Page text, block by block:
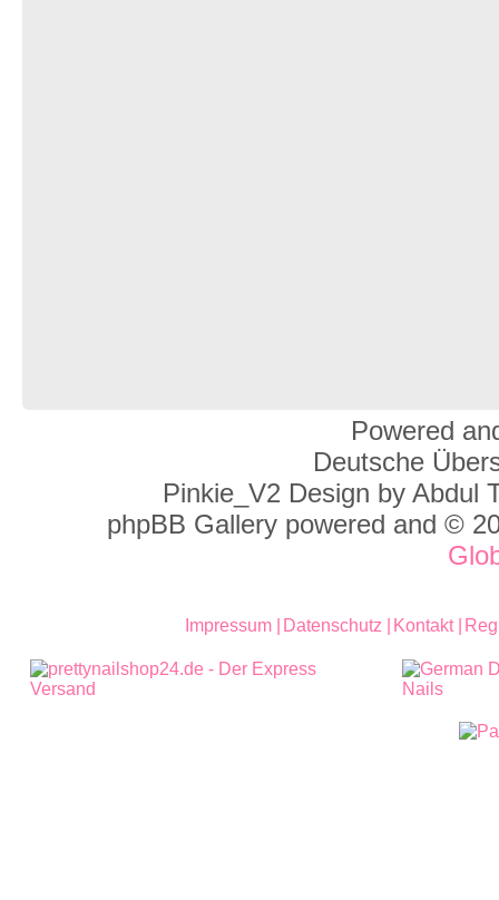
Powered
Deutsche
Pinkie_V2 Design by Abdul
phpBB Gallery powered and ©
Impressum | Datenschutz | Kontakt |